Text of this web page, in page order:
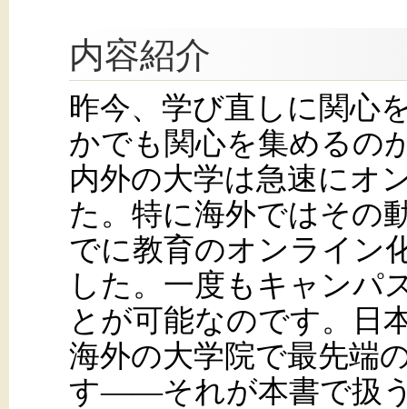
内容紹介
昨今、学び直しに関心
かでも関心を集めるの
内外の大学は急速にオ
た。特に海外ではその
でに教育のオンライン
した。一度もキャンパ
とが可能なのです。日
海外の大学院で最先端
す――それが本書で扱